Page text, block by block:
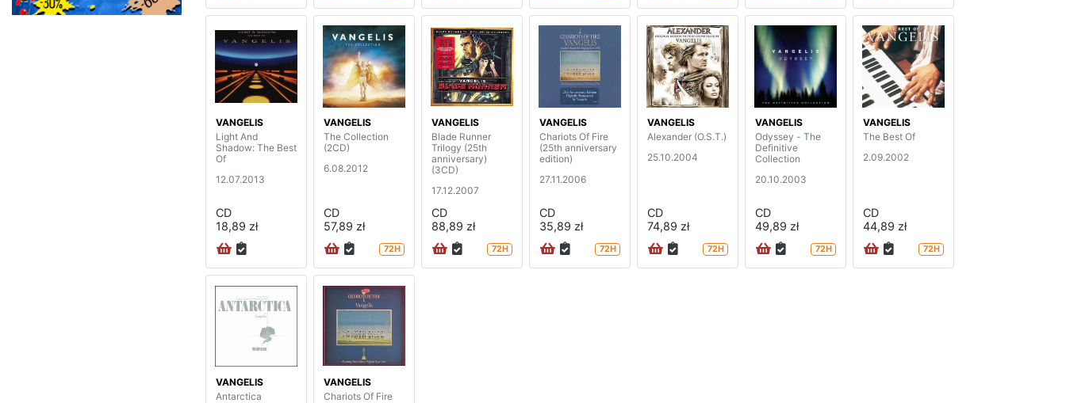
VANGELIS
Light And
Shadow: The Best
Of
12.07.2013
CD
18,89 zł
VANGELIS
The Collection
(2CD)
6.08.2012
CD
57,89 zł
72H
VANGELIS
Blade Runner
Trilogy (25th
anniversary)
(3CD)
17.12.2007
CD
88,89 zł
72H
VANGELIS
Chariots Of Fire
(25th anniversary
edition)
27.11.2006
CD
35,89 zł
72H
VANGELIS
Alexander (O.S.T.)
25.10.2004
CD
74,89 zł
72H
VANGELIS
Odyssey - The
Definitive
Collection
20.10.2003
CD
49,89 zł
72H
VANGELIS
The Best Of
2.09.2002
CD
44,89 zł
72H
VANGELIS
Antarctica
VANGELIS
Chariots Of Fire